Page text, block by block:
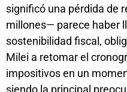
significó una pérdida de
millones— parece haber
sostenibilidad fiscal,
Milei a retomar el
impositivos en un